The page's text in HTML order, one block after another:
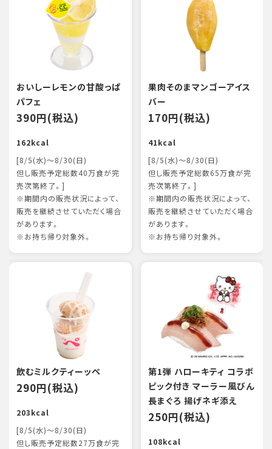
おいしーレモンの甘酸っぱ
パフェ
390円(税込)
162kcal
[8/5(水)～8/30(日)
但し販売予定総数40万食が完
売次第終了。]
※期間内の販売状況によって、
販売を継続させていただく場合
があります。
※お持ち帰り対象外。
果肉そのまマンゴーアイス
バー
170円(税込)
41kcal
[8/5(水)～8/30(日)
但し販売予定総数65万食が完
売次第終了。]
※期間内の販売状況によって、
販売を継続させていただく場合
があります。
※お持ち帰り対象外。
飲むミルクティーッペ
290円(税込)
203kcal
[8/5(水)～8/30(日)
但し販売予定総数27万食が完
第1弾 ハローキティ コラボ
ピック付き マーラー風びん
長まぐろ 揚げネギ添え
250円(税込)
108kcal